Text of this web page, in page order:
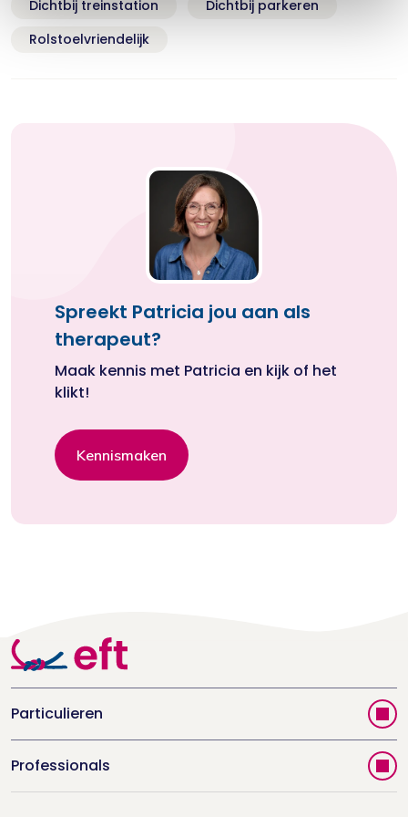
Dichtbij treinstation
Dichtbij parkeren
Rolstoelvriendelijk
Spreekt Patricia jou aan als
therapeut?
Maak kennis met Patricia en kijk of het
klikt!
Kennismaken
Particulieren
Vind jouw therapeut
Videoportal
Professionals